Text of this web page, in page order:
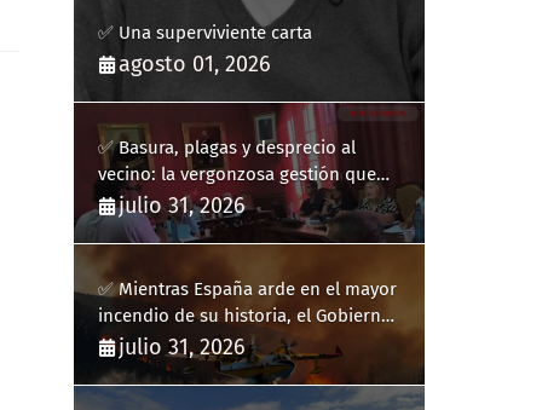
✅ Una superviviente carta
agosto 01, 2026
✅ Basura, plagas y desprecio al
vecino: la vergonzosa gestión que
ha hecho estallar a Llucmajor
julio 31, 2026
✅ Mientras España arde en el mayor
incendio de su historia, el Gobierno
bloquea siete hidroaviones por
"ahorrarse" dinero
julio 31, 2026